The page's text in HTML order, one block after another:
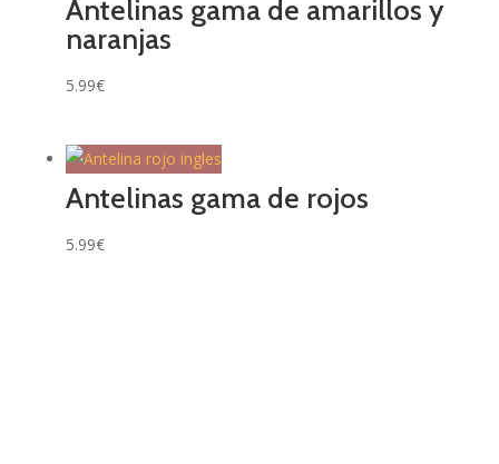
Antelinas gama de amarillos y
naranjas
5.99€
Antelinas gama de rojos
5.99€